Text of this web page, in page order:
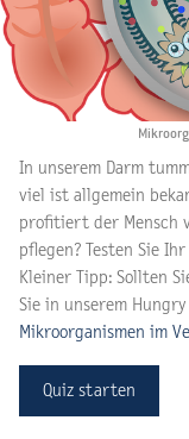
In unserem Darm
viel ist allgemein
profitiert der Mensch
pflegen? Testen Sie
Kleiner Tipp: Sollten
Sie in unserem
Mikroorganismen im
Quiz starten